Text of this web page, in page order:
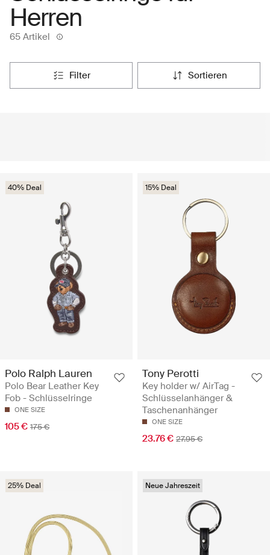
Herren
65 Artikel
filter sortieren
40% Deal
Polo Ralph Lauren
Polo Bear Leather Key
Fob - Schlüsselringe
ONE SIZE
105 € 175 €
15% Deal
Tony Perotti
Key holder w/ AirTag -
Schlüsselanhänger &
Taschenanhänger
ONE SIZE
23.76 € 27.95 €
25% Deal Neue Jahreszeit